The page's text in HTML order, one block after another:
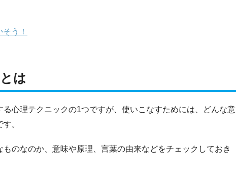
う！
は
心理テクニックの1つですが、使いこなすためには、どんな意
。
のなのか、意味や原理、言葉の由来などをチェックしておき